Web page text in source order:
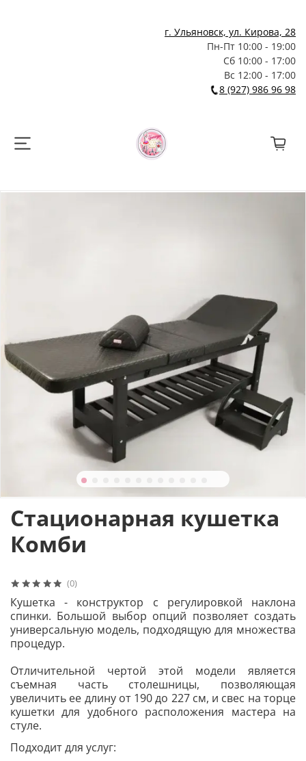
г. Ульяновск, ул. Кирова, 28
Пн-Пт 10:00 - 19:00
Сб 10:00 - 17:00
Вс 12:00 - 17:00
8 (927) 986 96 98
(0)
Стационарная кушетка
Комби
Кушетка - конструктор с регулировкой наклона
спинки. Большой выбор опций позволяет создать
универсальную модель, подходящую для множества
процедур.
Отличительной чертой этой модели является
съемная часть столешницы, позволяющая
увеличить ее длину от 190 до 227 см, и свес на торце
кушетки для удобного расположения мастера на
стуле.
Подходит для услуг: